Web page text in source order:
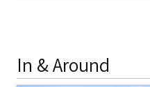
In & Around